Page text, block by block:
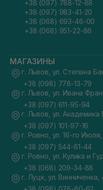
+38 (097) 788-12-88
+38 (097) 983-41-20
+38 (068) 693-46-00
+38 (068) 951-22-86
МАГАЗИНЫ
г. Львов, ул. Степана
+38 (098) 778-13-79
г. Львов, ул. Ивана
+38 (097) 611-95-94
г. Львов, ул.
+38 (097) 101-97-16
г. Ровно, ул. 16-го Июля,
+38 (097) 544-61-44
г. Ровно, ул. Кулика и
+38 (068) 209-34-88
г. Луцк, ул. Винниченка,